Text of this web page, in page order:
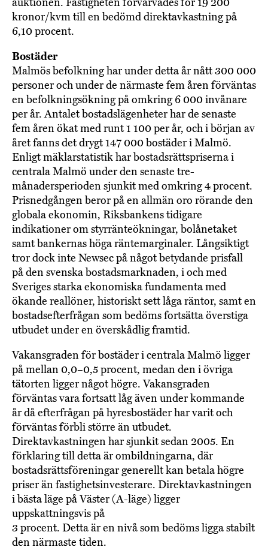
kronor/kvm till en bedömd direktavkastning på
6,10 procent.
Bostäder
Malmös befolkning har under detta år nått 300 000
personer och under de närmaste fem åren förväntas
en befolkningsökning på omkring 6 000 invånare
per år. Antalet bostadslägenheter har de senaste
fem åren ökat med runt 1 100 per år, och i början av
året fanns det drygt 147 000 bostäder i Malmö.
Enligt mäklarstatistik har bostadsrättspriserna i
centrala Malmö under den senaste tre-
månadersperioden sjunkit med omkring 4 procent.
Prisnedgången beror på en allmän oro rörande den
globala ekonomin, Riksbankens tidigare
indikationer om styrränte­ökningar, bolånetaket
samt bankernas höga räntemarginaler. Långsiktigt
tror dock inte Newsec på något betydande prisfall
på den svenska bostadsmarknaden, i och med
Sveriges starka ekonomiska fundamenta med
ökande reallöner, historiskt sett låga räntor, samt en
bostadsefterfrågan som bedöms fortsätta överstiga
utbudet under en överskådlig framtid.
Vakansgraden för bostäder i centrala Malmö ligger
på mellan 0,0–0,5 procent, medan den i övriga
tätorten ligger något högre. Vakansgraden
förväntas vara fortsatt låg även under kommande
år då efterfrågan på hyresbostäder har varit och
förväntas förbli större än utbudet.
Direktavkastningen har sjunkit sedan 2005. En
förklaring till detta är ombildningarna, där
bostadsrättsföreningar generellt kan betala högre
priser än fastighetsinvesterare. Direktavkastningen
i bästa läge på Väster (A-läge) ligger
uppskattningsvis på
3 procent. Detta är en nivå som bedöms ligga stabilt
den närmaste tiden.